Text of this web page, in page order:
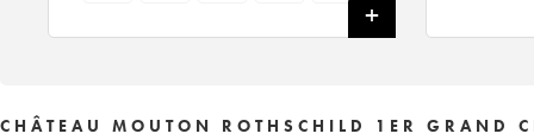
CHÂTEAU MOUTON ROTHSCHILD 1ER GRAND